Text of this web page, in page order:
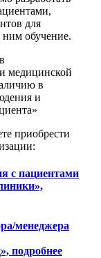
для
ним обучение.
медицинской
в
и
приобрести
с пациентами
менеджера
подробнее